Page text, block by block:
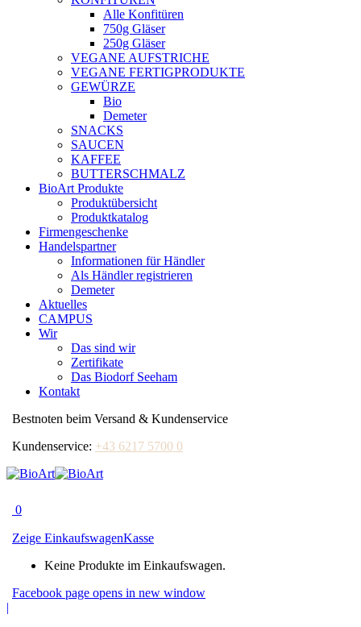
Alle Konfitüren
750g Gläser
250g Gläser
VEGANE AUFSTRICHE
VEGANE FERTIGPRODUKTE
GEWÜRZE
Bio
Demeter
SNACKS
SAUCEN
KAFFEE
BUTTERSCHMALZ
BioArt Produkte
Produktübersicht
Produktkatalog
Firmengeschenke
Handelspartner
Informationen für Händler
Als Händler registrieren
Demeter
Aktuelles
CAMPUS
Wir
Das sind wir
Zertifikate
Das Biodorf Seeham
Kontakt
Bestnoten beim Versand & Kundenservice
Kundenservice: +43 6217 5700 0
0
Zeige EinkaufswagenKasse
Keine Produkte im Einkaufswagen.
Facebook page opens in new window
|